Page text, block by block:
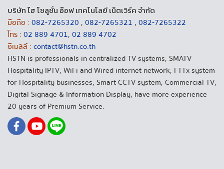
บริษัท ไฮ โซลูชั่น อ๊อฟ เทคโนโลยี เน็ตเวิร์ค จำกัด
มือถือ : 082-7265320 , 082-7265321 , 082-7265322
โทร : 02 889 4701, 02 889 4702
อีเมลล์ : contact@hstn.co.th
HSTN is professionals in centralized TV systems, SMATV
Hospitality IPTV, WiFi and Wired internet network, FTTx system
for Hospitality businesses, Smart CCTV system, Commercial TV,
Digital Signage & Information Display, have more experience
20 years of Premium Service.